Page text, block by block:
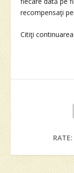
recompensaţi
Citiţi
RATE: